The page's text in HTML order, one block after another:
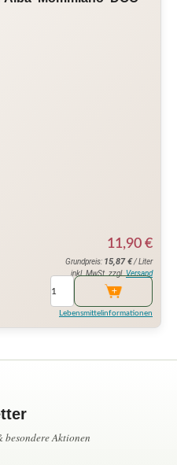
11,90 €
Grundpreis: 15,87€/ Liter
inkl. MwSt. zzgl. Versand
Lebensmittelinformationen
besondere Aktionen